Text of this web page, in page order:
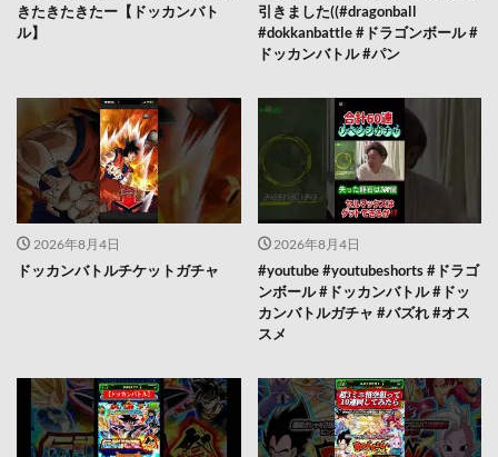
きたきたきたー【ドッカンバト
ル】
引きました((#dragonball
#dokkanbattle #ドラゴンボール #
ドッカンバトル #パン
2026年8月4日
ドッカンバトルチケットガチャ
2026年8月4日
#youtube #youtubeshorts #ドラゴ
ンボール #ドッカンバトル #ドッ
カンバトルガチャ #バズれ #オス
スメ